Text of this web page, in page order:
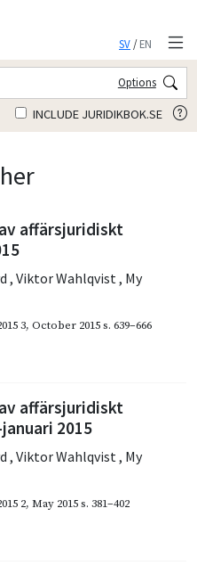
SV/EN
Options
INCLUDE JURIDIKBOK.SE
affärsjuridiskt
, Viktor Wahlqvist, My
3, October 2015s. 639–666
affärsjuridiskt
2015
, Viktor Wahlqvist, My
2, May 2015s. 381–402